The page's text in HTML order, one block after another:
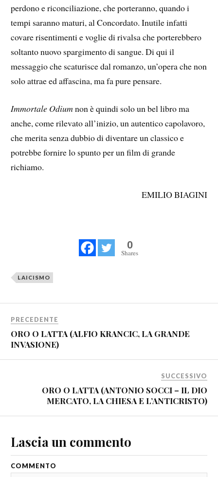
perdono e riconciliazione, che porteranno, quando i
tempi saranno maturi, al Concordato. Inutile infatti
covare risentimenti e voglie di rivalsa che porterebbero
soltanto nuovo spargimento di sangue. Di qui il
messaggio che scaturisce dal romanzo, un’opera che non
solo attrae ed affascina, ma fa pure pensare.
Immortale Odiumnon è quindi solo un bel libro ma
anche, come rilevato all’inizio, un autentico capolavoro,
che merita senza dubbio di diventare un classico e
potrebbe fornire lo spunto per un film di grande
richiamo.
EMILIO BIAGINI
0
Shares
LAICISMO
PRECEDENTE
ORO O LATTA (ALFIO KRANCIC, LA GRANDE
INVASIONE)
SUCCESSIVO
ORO O LATTA (ANTONIO SOCCI – IL DIO
MERCATO, LA CHIESA E L’ANTICRISTO)
Lascia un commento
COMMENTO